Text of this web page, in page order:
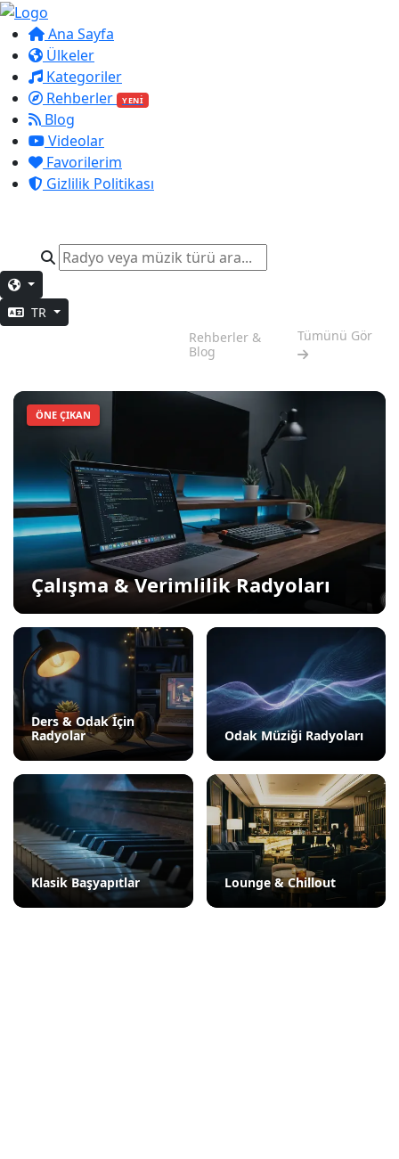
Ana Sayfa
Ülkeler
Kategoriler
Rehberler
YENİ
Blog
Videolar
Favorilerim
Gizlilik Politikası
TR
Rehberler &
Blog
Tümünü Gör
ÖNE ÇIKAN
Çalışma & Verimlilik Radyoları
Ders & Odak İçin
Radyolar
Odak Müziği Radyoları
Klasik Başyapıtlar Lounge & Chillout